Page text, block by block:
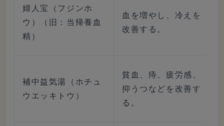
婦人宝（フジンホ
ウ）（旧：当帰養血
精）
血を増やし、冷えを
改善する。
補中益気湯（ホチュ
ウエッキトウ）
貧血、痔、疲労感、
抑うつなどを改善す
る。